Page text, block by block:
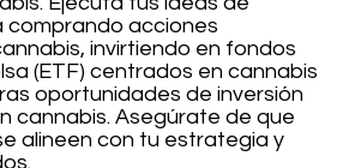
comprando acciones
invirtiendo en fondos
(ETF) centrados en cannabis
oportunidades de inversión
cannabis. Asegúrate de que
alineen con tu estrategia y